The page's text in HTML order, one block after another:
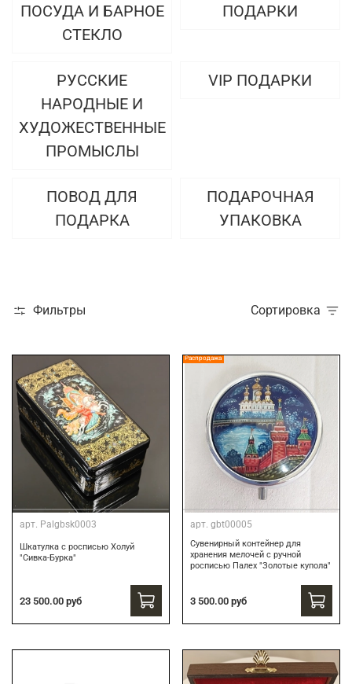
ПОСУДА И БАРНОЕ
СТЕКЛО
ПОДАРКИ
РУССКИЕ
НАРОДНЫЕ И
ХУДОЖЕСТВЕННЫЕ
ПРОМЫСЛЫ
VIP ПОДАРКИ
ПОВОД ДЛЯ
ПОДАРКА
ПОДАРОЧНАЯ
УПАКОВКА
Фильтры Сортировка
арт. Palgbsk0003
Шкатулка с росписью Холуй
"Сивка-Бурка"
23 500.00 руб
Распродажа
арт. gbt00005
Сувенирный контейнер для
хранения мелочей с ручной
росписью Палех "Золотые купола"
3 500.00 руб